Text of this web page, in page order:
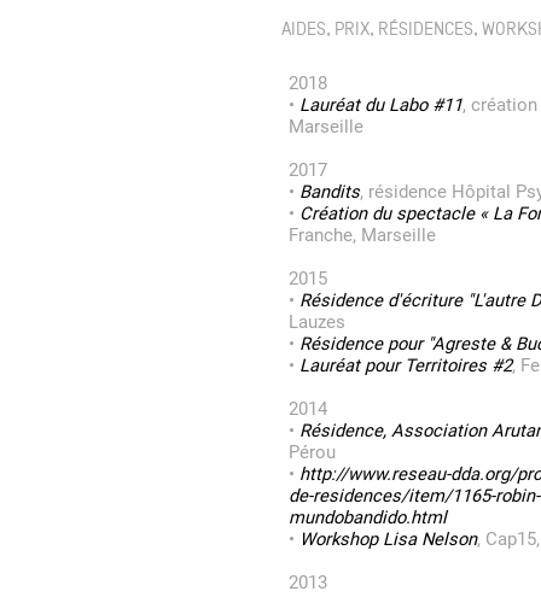
AIDES, PRIX, RÉSIDENCES,
2018
• Lauréat du Labo #11,
Marseille
2017
• Bandits, résidence Hôpital
• Création du spectacle « La
Franche, Marseille
2015
• Résidence d'écriture "L'autre
Lauzes
• Résidence pour "Agreste &
• Lauréat pour Territoires #2,
2014
• Résidence, Association
Pérou
• http://www.reseau-dda.org/
de-residences/item/1165-
mundobandido.html
• Workshop Lisa Nelson,
2013